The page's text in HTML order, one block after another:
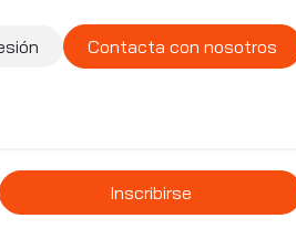
Contacta con nosotros
Inscribirse